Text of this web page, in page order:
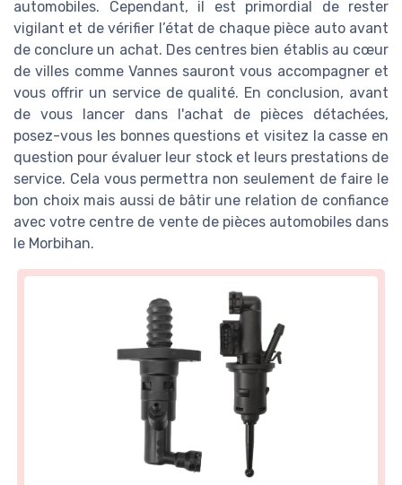
automobiles. Cependant, il est primordial de rester
vigilant et de vérifier l’état de chaque pièce auto avant
de conclure un achat. Des centres bien établis au cœur
de villes comme Vannes sauront vous accompagner et
vous offrir un service de qualité. En conclusion, avant
de vous lancer dans l'achat de pièces détachées,
posez-vous les bonnes questions et visitez la casse en
question pour évaluer leur stock et leurs prestations de
service. Cela vous permettra non seulement de faire le
bon choix mais aussi de bâtir une relation de confiance
avec votre centre de vente de pièces automobiles dans
le Morbihan.